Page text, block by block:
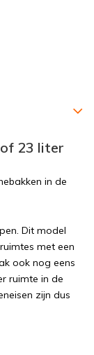
23 liter
in de
Dit model
met een
ook nog eens
ruimte in de
zijn dus